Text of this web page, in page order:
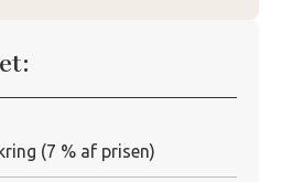
(7 % af prisen)